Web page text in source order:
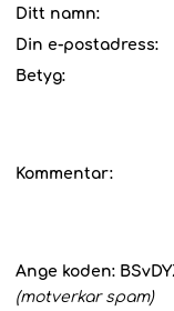
Ditt namn:
Din e-postadress:
Betyg:
Kommentar:
Ange koden:
(motverkar spam)